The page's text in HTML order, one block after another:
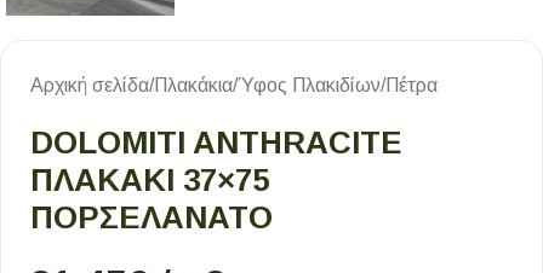
Αρχική σελίδα/Πλακάκια/Ύφος Πλακιδίων/Πέτρα
DOLOMITI ANTHRACITE
ΠΛΑΚΑΚΙ 37×75
ΠΟΡΣΕΛΑΝΑΤΟ